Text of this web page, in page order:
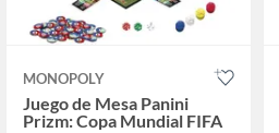
MONOPOLY
Juego de Mesa Panini
Prizm: Copa Mundial FIFA